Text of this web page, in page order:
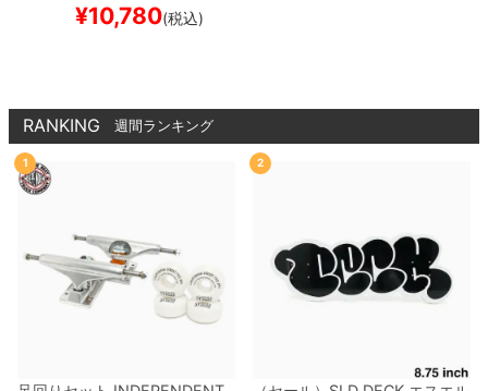
BLACK スケートボー
¥10,780(税込)
RANKING 週間ランキング
1 2